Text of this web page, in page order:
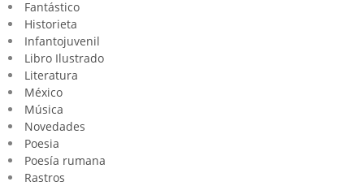
Fantástico
Historieta
Infantojuvenil
Libro Ilustrado
Literatura
México
Música
Novedades
Poesia
Poesía rumana
Rastros